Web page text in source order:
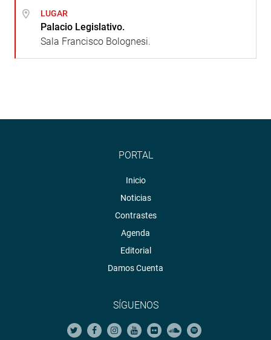
LUGAR
Palacio Legislativo.
Sala Francisco Bolognesi.
PORTAL
Inicio
Noticias
Contrastes
Agenda
Editorial
Damos Cuenta
SÍGUENOS